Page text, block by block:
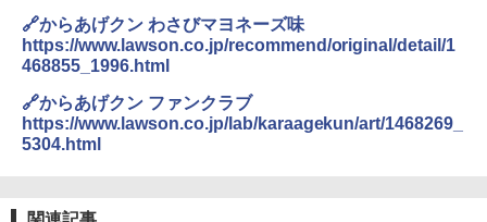
🔗からあげクン わさびマヨネーズ味
https://www.lawson.co.jp/recommend/original/detail/1
468855_1996.html
🔗からあげクン ファンクラブ
https://www.lawson.co.jp/lab/karaagekun/art/1468269_
5304.html